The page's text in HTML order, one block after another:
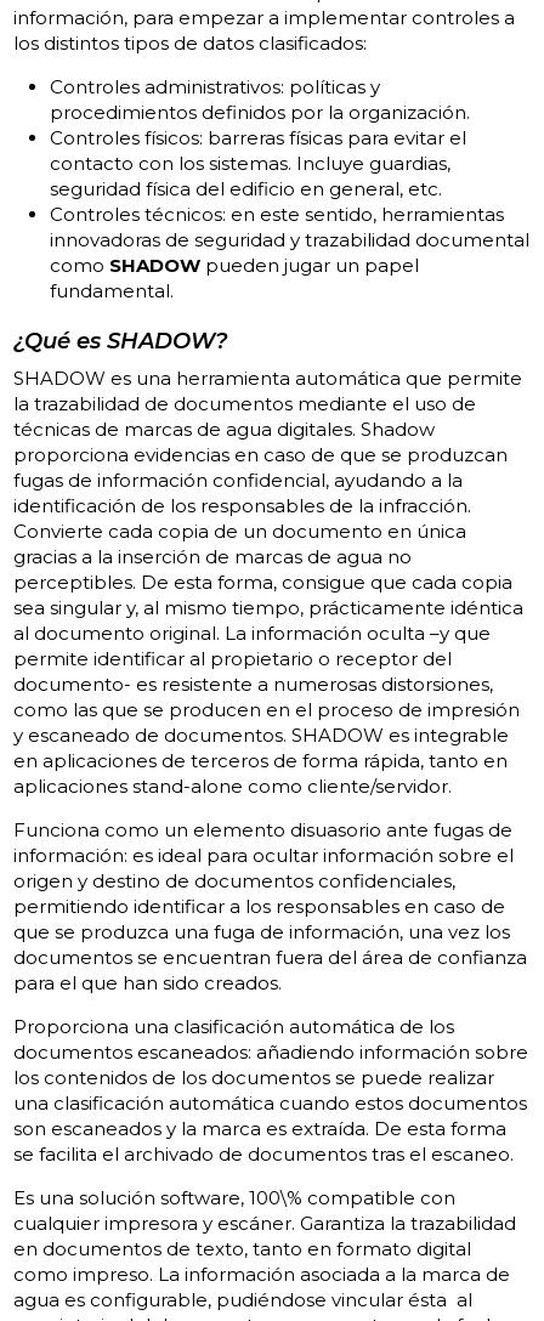
información, para empezar a implementar controles a
los distintos tipos de datos clasificados:
Controles administrativos: políticas y
procedimientos definidos por la organización.
Controles físicos: barreras físicas para evitar el
contacto con los sistemas. Incluye guardias,
seguridad física del edificio en general, etc.
Controles técnicos: en este sentido, herramientas
innovadoras de seguridad y trazabilidad documental
como SHADOW pueden jugar un papel
fundamental.
¿Qué es SHADOW?
SHADOW es una herramienta automática que permite
la trazabilidad de documentos mediante el uso de
técnicas de marcas de agua digitales. Shadow
proporciona evidencias en caso de que se produzcan
fugas de información confidencial, ayudando a la
identificación de los responsables de la infracción.
Convierte cada copia de un documento en única
gracias a la inserción de marcas de agua no
perceptibles. De esta forma, consigue que cada copia
sea singular y, al mismo tiempo, prácticamente idéntica
al documento original. La información oculta –y que
permite identificar al propietario o receptor del
documento- es resistente a numerosas distorsiones,
como las que se producen en el proceso de impresión
y escaneado de documentos. SHADOW es integrable
en aplicaciones de terceros de forma rápida, tanto en
aplicaciones stand-alone como cliente/servidor.
Funciona como un elemento disuasorio ante fugas de
información: es ideal para ocultar información sobre el
origen y destino de documentos confidenciales,
permitiendo identificar a los responsables en caso de
que se produzca una fuga de información, una vez los
documentos se encuentran fuera del área de confianza
para el que han sido creados.
Proporciona una clasificación automática de los
documentos escaneados: añadiendo información sobre
los contenidos de los documentos se puede realizar
una clasificación automática cuando estos documentos
son escaneados y la marca es extraída. De esta forma
se facilita el archivado de documentos tras el escaneo.
Es una solución software, 100\% compatible con
cualquier impresora y escáner. Garantiza la trazabilidad
en documentos de texto, tanto en formato digital
como impreso. La información asociada a la marca de
agua es configurable, pudiéndose vincular ésta al